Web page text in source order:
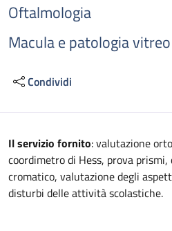
Oftalmologia
Macula e patologia
Condividi
Descrizione
Il servizio fornito: valutazione
coordimetro di Hess, prova
cromatico, valutazione degli
disturbi delle attività scolastiche.